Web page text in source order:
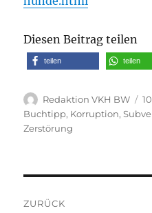
Diesen Beitrag teilen
teilen teilen
Autor
Redaktion VKH BW
Buchtipp, Korruption,
Zerstörung
ZURÜCK